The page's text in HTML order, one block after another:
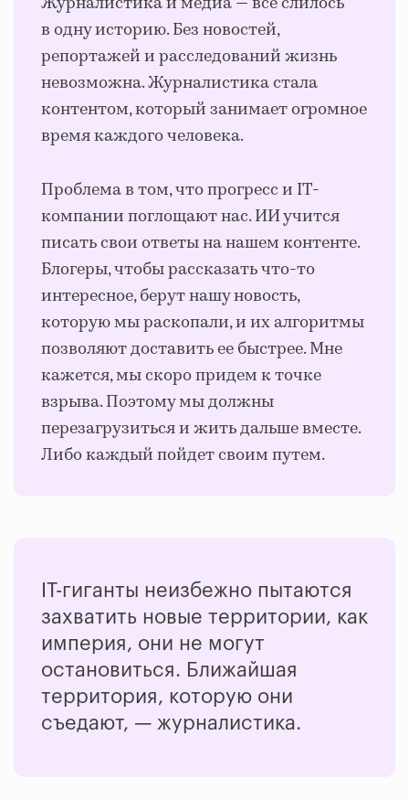
в одну историю. Без новостей,
репортажей и расследований жизнь
невозможна. Журналистика стала
контентом, который занимает огромное
время каждого человека.
Проблема в том, что прогресс и IT-
компании поглощают нас. ИИ учится
писать свои ответы на нашем контенте.
Блогеры, чтобы рассказать что-то
интересное, берут нашу новость,
которую мы раскопали, и их алгоритмы
позволяют доставить ее быстрее. Мне
кажется, мы скоро придем к точке
взрыва. Поэтому мы должны
перезагрузиться и жить дальше вместе.
Либо каждый пойдет своим путем.
IT-гиганты неизбежно пытаются
захватить новые территории, как
империя, они не могут
остановиться. Ближайшая
территория, которую они
съедают, — журналистика.